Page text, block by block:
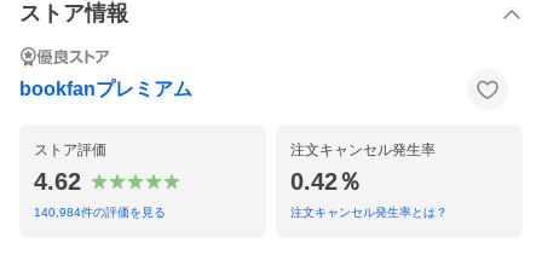
ストア情報
bookfanプレミアム
ストア評価
4.62
140,984件の評価を見る
注文キャンセル発生率
0.42％
注文キャンセル発生率とは？